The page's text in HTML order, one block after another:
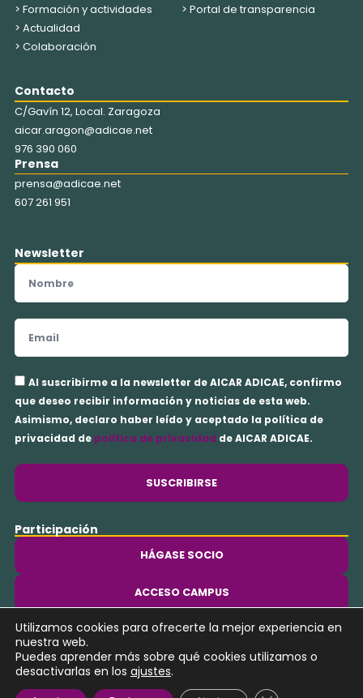
> Formación y actividades
> Actualidad
> Colaboración
> Portal de transparencia
Contacto
C/Gavín 12, Local. Zaragoza
aicar.aragon@adicae.net
976 390 060
Prensa
prensa@adicae.net
607 261 951
Newsletter
Nombre
Email
Aceptación
privacidad
Al suscribirme a la newsletter de AICAR ADICAE, confirmo
que deseo recibir información y noticias de esta web.
Asimismo, declaro haber leído y aceptado la política de
privacidad de política de privacidad de AICAR ADICAE.
SUSCRIBIRSE
Participación
HÁGASE SOCIO
ACCESO CAMPUS
o
u
t
Copyright © 2026 AICAR ADICAE | Desarrollado con ♥️ por
Utilizamos cookies para ofrecerte la mejor experiencia en
nuestra web.
Puedes aprender más sobre qué cookies utilizamos o
desactivarlas en los ajustes.